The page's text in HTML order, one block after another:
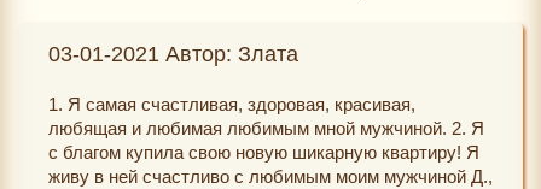
03-01-2021 Автор: Злата
1. Я самая счастливая, здоровая, красивая,
любящая и любимая любимым мной мужчиной. 2. Я
с благом купила свою новую шикарную квартиру! Я
живу в ней счастливо с любимым моим мужчиной Д.,